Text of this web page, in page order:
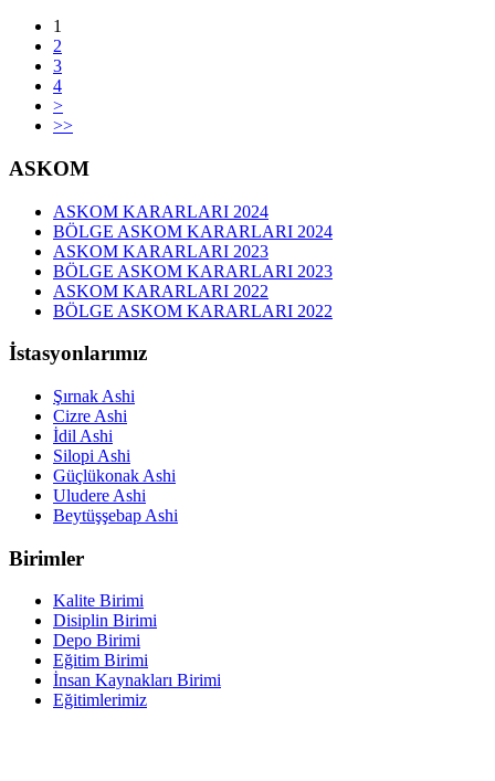
1
2
3
4
>
>>
ASKOM
ASKOM KARARLARI 2024
BÖLGE ASKOM KARARLARI 2024
ASKOM KARARLARI 2023
BÖLGE ASKOM KARARLARI 2023
ASKOM KARARLARI 2022
BÖLGE ASKOM KARARLARI 2022
İstasyonlarımız
Şırnak Ashi
Cizre Ashi
İdil Ashi
Silopi Ashi
Güçlükonak Ashi
Uludere Ashi
Beytüşşebap Ashi
Birimler
Kalite Birimi
Disiplin Birimi
Depo Birimi
Eğitim Birimi
İnsan Kaynakları Birimi
Eğitimlerimiz